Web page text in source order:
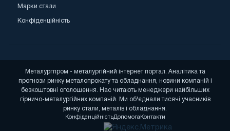
Марки стали
Конфіденційність
Металургпром - металургійний інтернет портал. Аналітика та
прогнози ринку металопрокату та обладнання, новини компаній і
безкоштовні оголошення. Нас читають менеджери найбільших
гірничо-металургійних компаній. Ми об'єднали тисячі учасників
ринку стали, металів і обладнання.
КонфіденційністьДопомогаКонтакти